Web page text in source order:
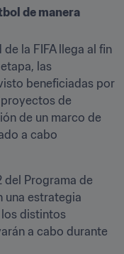
de manera
la FIFA llega al fin
las
beneficiadas por
de
de un marco de
a cabo
del Programa de
una estrategia
distintos
a cabo durante